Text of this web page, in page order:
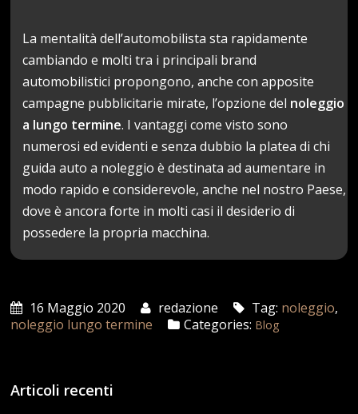
La mentalità dell’automobilista sta rapidamente
cambiando e molti tra i principali brand
automobilistici propongono, anche con apposite
campagne pubblicitarie mirate, l’opzione del noleggio
a lungo termine. I vantaggi come visto sono
numerosi ed evidenti e senza dubbio la platea di chi
guida auto a noleggio è destinata ad aumentare in
modo rapido e considerevole, anche nel nostro Paese,
dove è ancora forte in molti casi il desiderio di
possedere la propria macchina.
16 Maggio 2020 redazione Tag: noleggio,
noleggio lungo termine
Categories: Blog
Articoli recenti